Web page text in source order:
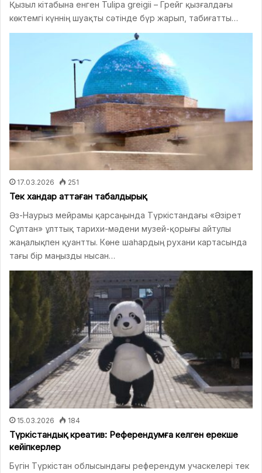
Қызыл кітабына енген Tulipa greigii – Грейг қызғалдағы
көктемгі күннің шуақты сәтінде бүр жарып, табиғатты…
17.03.2026 251
Тек хандар аттаған табалдырық
Әз-Наурыз мейрамы қарсаңында Түркістандағы «Әзірет
Сұлтан» ұлттық тарихи-мәдени музей-қорығы айтулы
жаңалықпен қуантты. Көне шаһардың рухани картасында
тағы бір маңызды нысан…
15.03.2026 184
Түркістандық креатив: Референдумға келген ерекше
кейіпкерлер
Бүгін Түркістан облысындағы референдум учаскелері тек